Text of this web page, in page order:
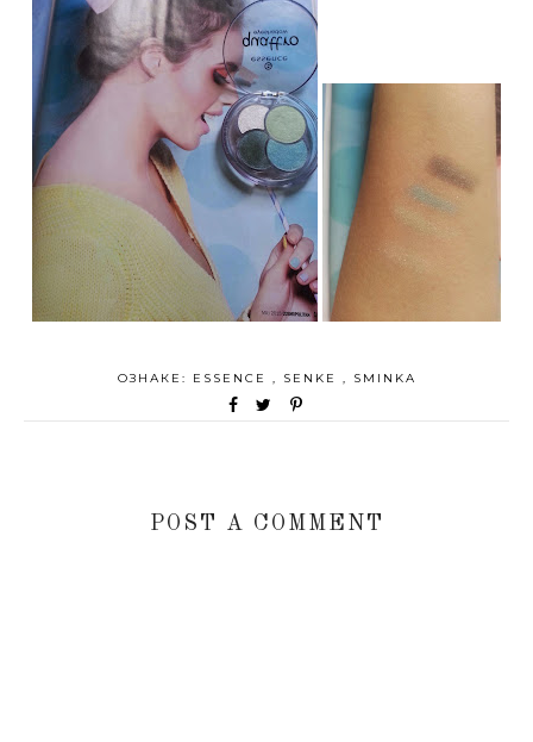
ОЗНАКЕ: ESSENCE , SENKE , SMINKA
POST A COMMENT